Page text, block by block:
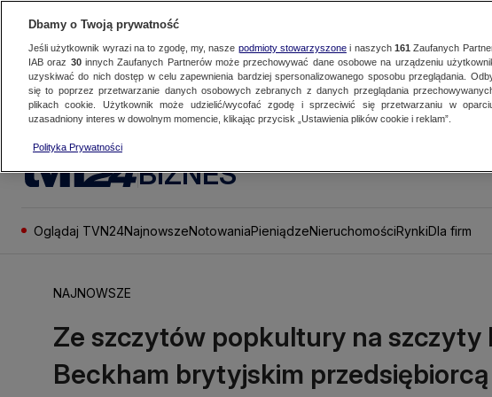
BIZNES
Oglądaj TVN24NajnowszeNotowaniaPieniądzeNieruchomościRynkiDla firm
NAJNOWSZE
Ze szczytów popkultury na szczyty
Beckham brytyjskim
Dbamy o Twoją prywatność
Jeśli użytkownik wyrazi na to zgodę, my, nasze podmioty stowarzyszonei naszych 161 Zaufanych
IAB oraz 30innych Zaufanych Partnerów może przechowywać dane osobowe na urządzeniu
uzyskiwać do nich dostęp w celu zapewnienia bardziej spersonalizowanego sposobu przeglądania.
się to poprzez przetwarzanie danych osobowych zebranych z danych przeglądania
plikach cookie. Użytkownik może udzielić/wycofać zgodę i sprzeciwić się przetwarzaniu w
uzasadniony interes w dowolnym momencie, klikając przycisk „Ustawienia plików cookie i reklam”.
Polityka Prywatności